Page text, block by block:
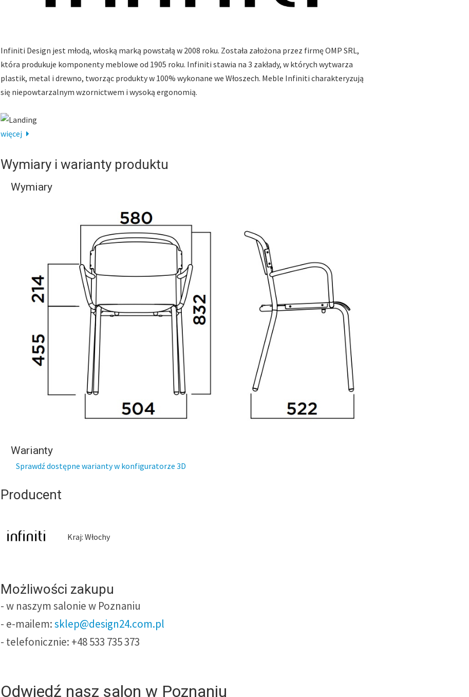
Infiniti Design jest młodą, włoską marką powstałą w 2008 roku. Została założona przez firmę OMP SRL,
która produkuje komponenty meblowe od 1905 roku. Infiniti stawia na 3 zakłady, w których wytwarza
plastik, metal i drewno, tworząc produkty w 100% wykonane we Włoszech. Meble Infiniti charakteryzują
się niepowtarzalnym wzornictwem i wysoką ergonomią.
więcej
Wymiary i warianty produktu
Wymiary
Warianty
Sprawdź dostępne warianty w konfiguratorze 3D
Producent
Kraj: Włochy
Możliwości zakupu
- w naszym salonie w Poznaniu
- e-mailem:sklep@design24.com.pl
- telefonicznie: +48 533 735 373
Odwiedź nasz salon w Poznaniu